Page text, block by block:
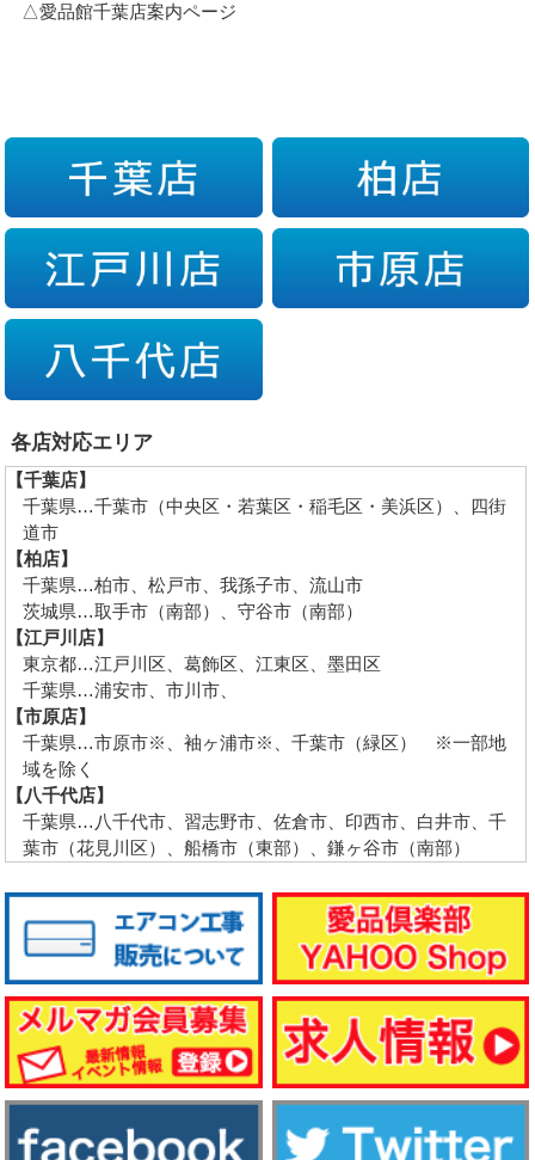
△愛品館千葉店案内ページ
各店対応エリア
【千葉店】
千葉県…千葉市（中央区・若葉区・稲毛区・美浜区）、四街
道市
【柏店】
千葉県…柏市、松戸市、我孫子市、流山市
茨城県…取手市（南部）、守谷市（南部）
【江戸川店】
東京都…江戸川区、葛飾区、江東区、墨田区
千葉県…浦安市、市川市、
【市原店】
千葉県…市原市※、袖ヶ浦市※、千葉市（緑区） ※一部地
域を除く
【八千代店】
千葉県…八千代市、習志野市、佐倉市、印西市、白井市、千
葉市（花見川区）、船橋市（東部）、鎌ヶ谷市（南部）